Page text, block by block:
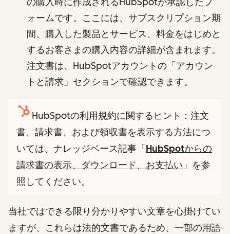
ォームです。ここには、サブスクリプション期
間、購入した製品とサービス、料金をはじめと
するお客さまの購入内容の詳細が含まれます。
注文書は、HubSpotアカウントの「アカウン
トと請求」セクションで確認できます。
HubSpotの利用規約に関するヒント：注文
書、請求書、および領収書を表示する方法につ
いては、ナレッジベース記事「 HubSpotからの
請求書の表示、ダウンロード、お支払い 」を参
照してください。
当社ではできる限り分かりやすい文章を心掛けてい
ますが、これらは法的文書であるため、一部の用語